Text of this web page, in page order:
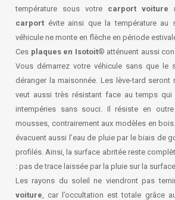
température sous votre carport voiture
carport évite ainsi que la température au
véhicule ne monte en flèche en période
Ces plaques en Isotoit® atténuent aussi
Vous démarrez votre véhicule sans que le
déranger la maisonnée. Les lève-tard seront
veut aussi très résistant face au temps
intempéries sans souci. Il résiste en
mousses, contrairement aux modèles en
évacuent aussi l’eau de pluie par le biais de
profilés. Ainsi, la surface abritée reste
: pas de trace laissée par la pluie sur la
Les rayons du soleil ne viendront pas
voiture, car l’occultation est totale grâce